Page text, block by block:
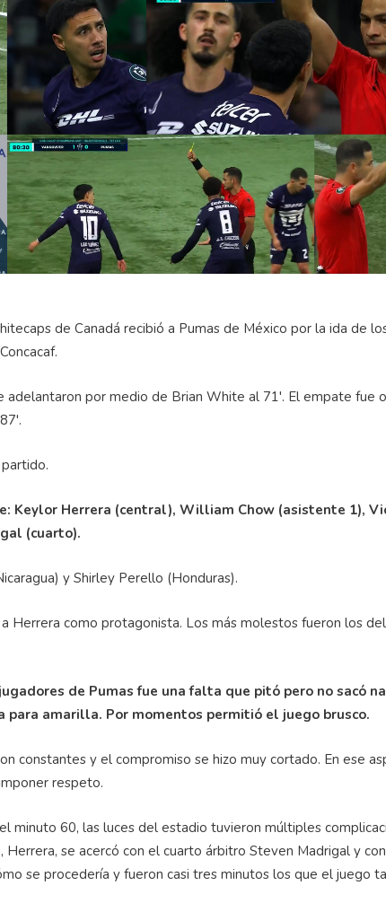
de Canadá recibió a Pumas de México por la ida de
adelantaron por medio de Brian White al 71'. El empate fue
Keylor Herrera (central), William Chow (asistente 1),
(cuarto).
y Shirley Perello (Honduras).
Herrera como protagonista. Los más molestos fueron los
de Pumas fue una falta que pitó pero no sacó
para amarilla. Por momentos permitió el juego brusco.
constantes y el compromiso se hizo muy cortado. En ese
respeto.
minuto 60, las luces del estadio tuvieron múltiples
se acercó con el cuarto árbitro Steven Madrigal y
se procedería y fueron casi tres minutos los que el juego